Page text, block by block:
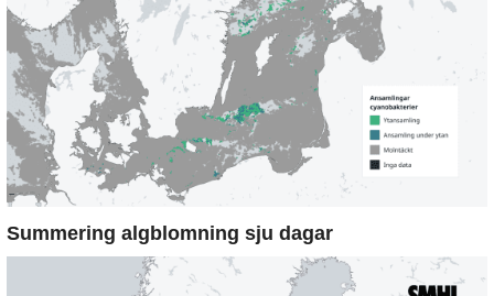
Summering algblomning sju dagar